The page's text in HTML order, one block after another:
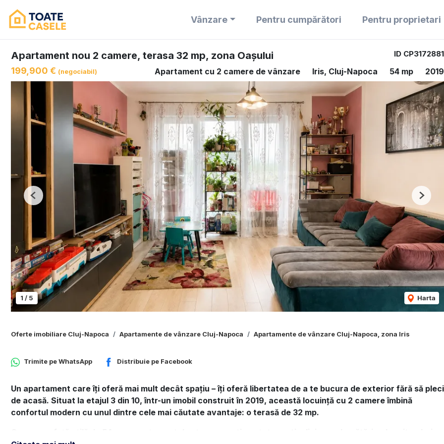
Vânzare Pentru cumpărători Pentru proprietari
ID CP3172881
Apartament nou 2 camere, terasa 32 mp, zona Oașului
199,900 € (negociabil) Apartament cu 2 camere de vânzare Iris, Cluj-Napoca 54 mp 2019
1 / 5 Harta
Previous Next
Oferte imobiliare Cluj-Napoca Apartamente de vânzare Cluj-Napoca Apartamente de vânzare Cluj-Napoca, zona Iris
Trimite peWhatsApp Distribuie pe Facebook
Un apartament care îți oferă mai mult decât spațiu – îți oferă libertatea de a te bucura de exterior fără să pleci
de acasă. Situat la etajul 3 din 10, într-un imobil construit în 2019, această locuință cu 2 camere îmbină
confortul modern cu unul dintre cele mai căutate avantaje: o terasă de 32 mp.